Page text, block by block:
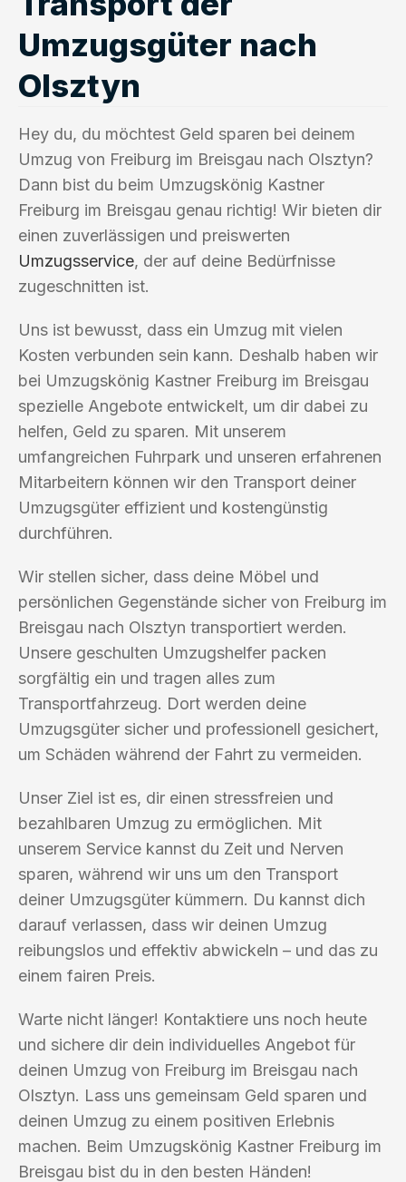
Umzugsgüter nach
Olsztyn
Hey du, du möchtest Geld sparen bei deinem
Umzug von Freiburg im Breisgau nach Olsztyn?
Dann bist du beim Umzugskönig Kastner
Freiburg im Breisgau genau richtig! Wir bieten dir
einen zuverlässigen und preiswerten
Umzugsservice, der auf deine Bedürfnisse
zugeschnitten ist.
Uns ist bewusst, dass ein Umzug mit vielen
Kosten verbunden sein kann. Deshalb haben wir
bei Umzugskönig Kastner Freiburg im Breisgau
spezielle Angebote entwickelt, um dir dabei zu
helfen, Geld zu sparen. Mit unserem
umfangreichen Fuhrpark und unseren erfahrenen
Mitarbeitern können wir den Transport deiner
Umzugsgüter effizient und kostengünstig
durchführen.
Wir stellen sicher, dass deine Möbel und
persönlichen Gegenstände sicher von Freiburg im
Breisgau nach Olsztyn transportiert werden.
Unsere geschulten Umzugshelfer packen
sorgfältig ein und tragen alles zum
Transportfahrzeug. Dort werden deine
Umzugsgüter sicher und professionell gesichert,
um Schäden während der Fahrt zu vermeiden.
Unser Ziel ist es, dir einen stressfreien und
bezahlbaren Umzug zu ermöglichen. Mit
unserem Service kannst du Zeit und Nerven
sparen, während wir uns um den Transport
deiner Umzugsgüter kümmern. Du kannst dich
darauf verlassen, dass wir deinen Umzug
reibungslos und effektiv abwickeln – und das zu
einem fairen Preis.
Warte nicht länger! Kontaktiere uns noch heute
und sichere dir dein individuelles Angebot für
deinen Umzug von Freiburg im Breisgau nach
Olsztyn. Lass uns gemeinsam Geld sparen und
deinen Umzug zu einem positiven Erlebnis
machen. Beim Umzugskönig Kastner Freiburg im
Breisgau bist du in den besten Händen!